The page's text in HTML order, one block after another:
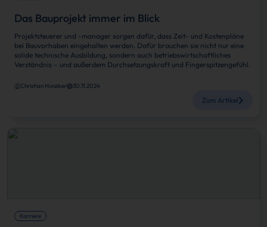
Das Bauprojekt immer im Blick
Projektsteuerer und -manager sorgen dafür, dass Zeit- und Kostenpläne
bei Bauvorhaben eingehalten werden. Dafür brauchen sie nicht nur eine
solide technische Ausbildung, sondern auch betriebswirtschaftliches
Verständnis – und außerdem Durchsetzungskraft und Fingerspitzengefühl.
Christian Hunziker 30.11.2024
Zum Artikel
Karriere